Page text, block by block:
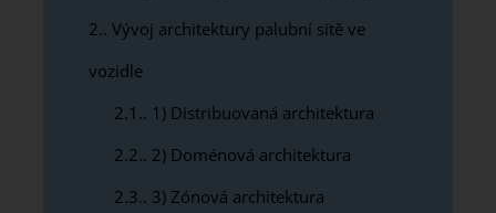
2. Vývoj architektury palubní sítě ve
vozidle
2.1. 1) Distribuovaná architektura
2.2. 2) Doménová architektura
2.3. 3) Zónová architektura